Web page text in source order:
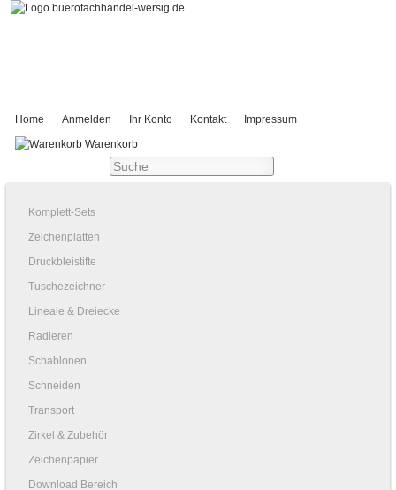
Home Anmelden Ihr Konto Kontakt
Impressum
Warenkorb
Komplett-Sets
Zeichenplatten
Druckbleistifte
Tuschezeichner
Lineale & Dreiecke
Radieren
Schablonen
Schneiden
Transport
Zirkel & Zubehör
Zeichenpapier
Download Bereich